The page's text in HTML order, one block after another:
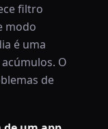
filtro
modo
é uma
O
de